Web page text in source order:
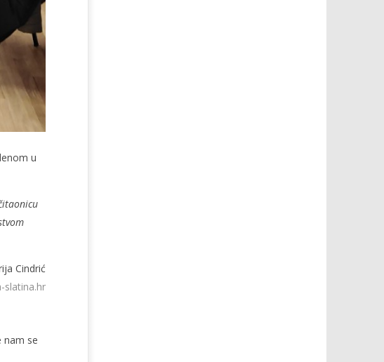
u
Cindrić
slatina.hr
nam se